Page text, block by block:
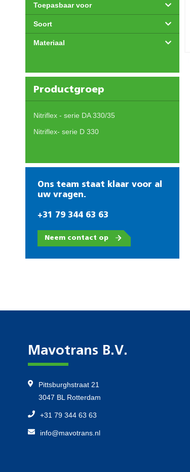
Toepasbaar voor
Soort
Materiaal
Productgroep
Nitriflex - serie DA 330/35
Nitriflex- serie D 330
Ons team staat klaar voor al
uw vragen.
+31 79 344 63 63
Neem contact op
Mavotrans B.V.
Pittsburghstraat 21
3047 BL Rotterdam
+31 79 344 63 63
info@mavotrans.nl